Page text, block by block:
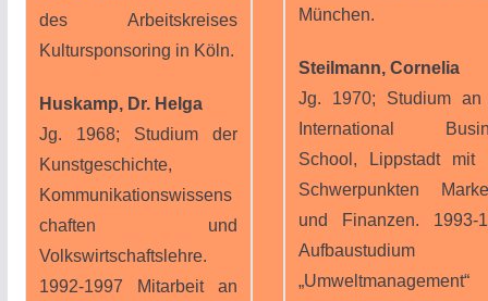
des Arbeitskreises
Kultursponsoring in Köln.
Huskamp, Dr. Helga
Jg. 1968; Studium der
Kunstgeschichte,
Kommunikationswissens
chaften und
Volkswirtschaftslehre.
1992-1997 Mitarbeit an
München.
Steilmann, Cornelia
Jg. 1970; Studium an
International
School, Lippstadt mit
Schwerpunkten
und Finanzen. 1993-
Aufbaustudium